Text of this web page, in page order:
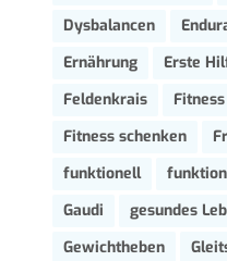
Dysbalancen
Ernährung
Erste
Feldenkrais
Fitness
Fitness schenken
funktionell
Gaudi
gesundes
Gewichtheben